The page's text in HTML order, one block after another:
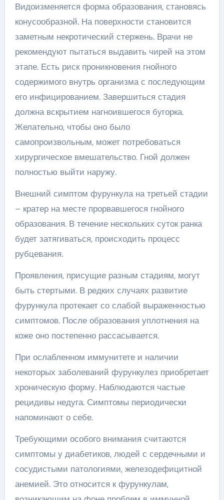
Видоизменяется форма образования, становясь
конусообразной. На поверхности становится
заметным некротический стержень. Врачи не
рекомендуют пытаться выдавить чирей на этом
этапе. Есть риск проникновения гнойного
содержимого внутрь организма с последующим
его инфицированием. Завершиться стадия
должна вскрытием нагноившегося бугорка.
Желательно, чтобы оно было
самопроизвольным, может потребоваться
хирургическое вмешательство. Гной должен
полностью выйти наружу.
Внешний симптом фурункула на третьей стадии
– кратер на месте прорвавшегося гнойного
образования. В течение нескольких суток ранка
будет затягиваться, происходить процесс
рубцевания.
Проявления, присущие разным стадиям, могут
быть стертыми. В редких случаях развитие
фурункула протекает со слабой выраженностью
симптомов. После образования уплотнения на
коже оно постепенно рассасывается.
При ослабленном иммунитете и наличии
некоторых заболеваний фурункулез приобретает
хроническую форму. Наблюдаются частые
рецидивы недуга. Симптомы периодически
напоминают о себе.
Требующими особого внимания считаются
симптомы у диабетиков, людей с сердечными и
сосудистыми патологиями, железодефицитной
анемией. Это относится к фурункулам,